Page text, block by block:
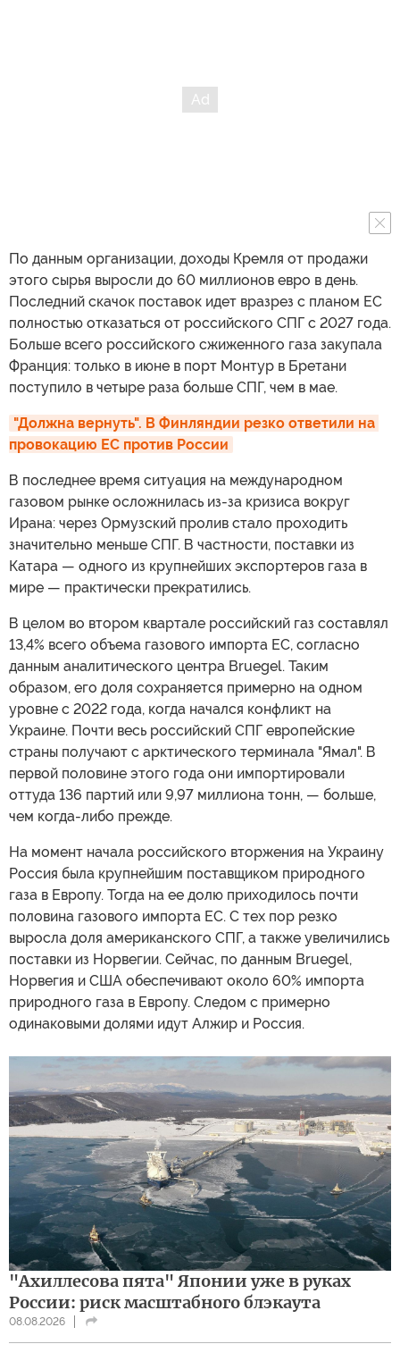
По данным организации, доходы Кремля от продажи
этого сырья выросли до 60 миллионов евро в день.
Последний скачок поставок идет вразрез с планом ЕС
полностью отказаться от российского СПГ с 2027 года.
Больше всего российского сжиженного газа закупала
Франция: только в июне в порт Монтур в Бретани
поступило в четыре раза больше СПГ, чем в мае.
"Должна вернуть". В Финляндии резко ответили на
провокацию ЕС против России
В последнее время ситуация на международном
газовом рынке осложнилась из-за кризиса вокруг
Ирана: через Ормузский пролив стало проходить
значительно меньше СПГ. В частности, поставки из
Катара — одного из крупнейших экспортеров газа в
мире — практически прекратились.
В целом во втором квартале российский газ составлял
13,4% всего объема газового импорта ЕС, согласно
данным аналитического центра Bruegel. Таким
образом, его доля сохраняется примерно на одном
уровне с 2022 года, когда начался конфликт на
Украине. Почти весь российский СПГ европейские
страны получают с арктического терминала "Ямал". В
первой половине этого года они импортировали
оттуда 136 партий или 9,97 миллиона тонн, — больше,
чем когда-либо прежде.
На момент начала российского вторжения на Украину
Россия была крупнейшим поставщиком природного
газа в Европу. Тогда на ее долю приходилось почти
половина газового импорта ЕС. С тех пор резко
выросла доля американского СПГ, а также увеличились
поставки из Норвегии. Сейчас, по данным Bruegel,
Норвегия и США обеспечивают около 60% импорта
природного газа в Европу. Следом с примерно
одинаковыми долями идут Алжир и Россия.
"Ахиллесова пята" Японии уже в руках
России: риск масштабного блэкаута
08.08.2026